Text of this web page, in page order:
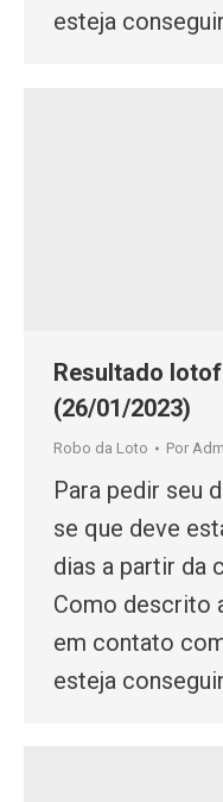
esteja
Resultado
(26/01/2023)
Robo da Loto Por
Para pedir seu
se que deve
dias a partir da
Como descrito
em contato
esteja